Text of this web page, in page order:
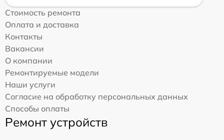
Стоимость ремонта
Оплата и доставка
Контакты
Вакансии
О компании
Ремонтируемые модели
Наши услуги
Согласие на обработку персональных данных
Способы оплаты
Ремонт устройств